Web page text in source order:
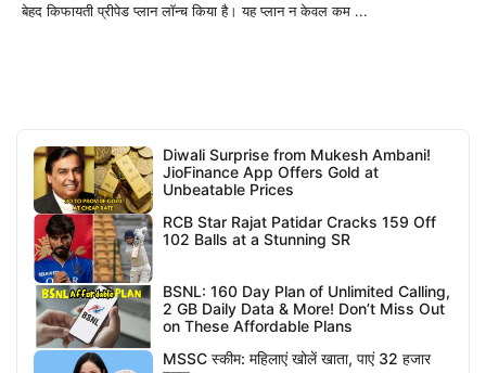
बेहद किफायती प्रीपेड प्लान लॉन्च किया है। यह प्लान न केवल कम ...
Diwali Surprise from Mukesh Ambani!
JioFinance App Offers Gold at
Unbeatable Prices
RCB Star Rajat Patidar Cracks 159 Off
102 Balls at a Stunning SR
BSNL: 160 Day Plan of Unlimited Calling,
2 GB Daily Data & More! Don’t Miss Out
on These Affordable Plans
MSSC स्कीम: महिलाएं खोलें खाता, पाएं 32 हजार